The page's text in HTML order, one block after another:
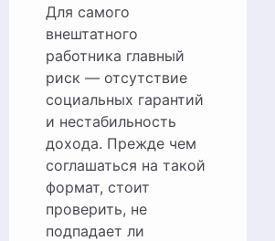
Для самого
внештатного
работника главный
риск — отсутствие
социальных гарантий
и нестабильность
дохода. Прежде чем
соглашаться на такой
формат, стоит
проверить, не
подпадает ли